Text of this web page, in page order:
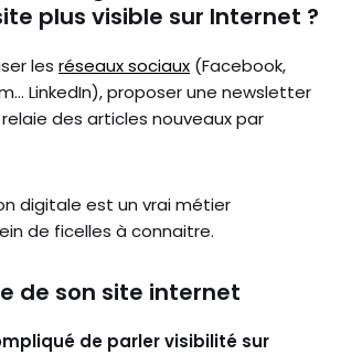
plus visible sur Internet ?
les réseaux sociaux (Facebook,
LinkedIn), proposer une newsletter
des articles nouveaux par
digitale est un vrai métier
de ficelles à connaitre.
de son site internet
de parler visibilité sur